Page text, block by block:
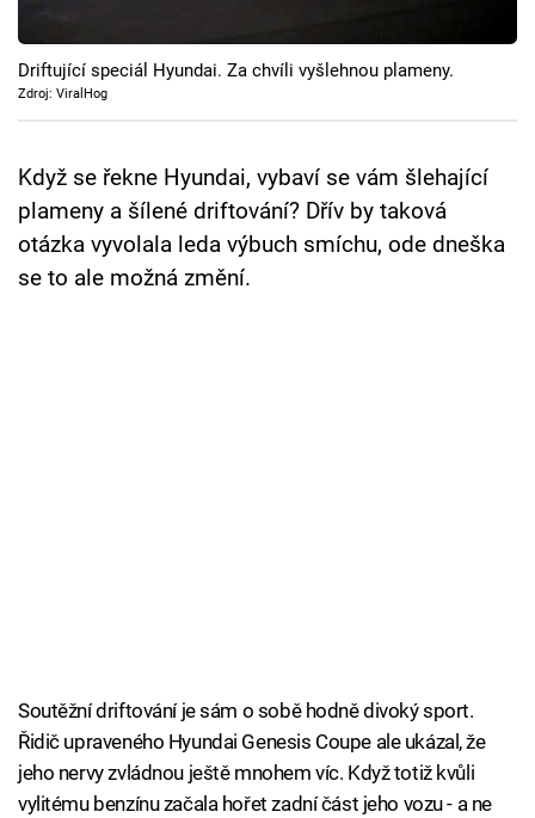
Pořady
Sledujte prima+
Přihlášení
Driftující speciál Hyundai. Za chvíli vyšlehnou plameny.
Zdroj: ViralHog
Když se řekne Hyundai, vybaví se vám šlehající
plameny a šílené driftování? Dřív by taková
otázka vyvolala leda výbuch smíchu, ode dneška
se to ale možná změní.
Soutěžní driftování je sám o sobě hodně divoký sport.
Řidič upraveného Hyundai Genesis Coupe ale ukázal, že
jeho nervy zvládnou ještě mnohem víc. Když totiž kvůli
vylitému benzínu začala hořet zadní část jeho vozu - a ne